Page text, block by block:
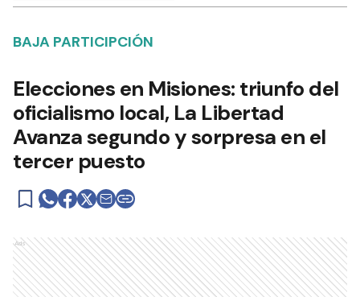
BAJA PARTICIPCIÓN
Elecciones en Misiones: triunfo del
oficialismo local, La Libertad
Avanza segundo y sorpresa en el
tercer puesto
Ads